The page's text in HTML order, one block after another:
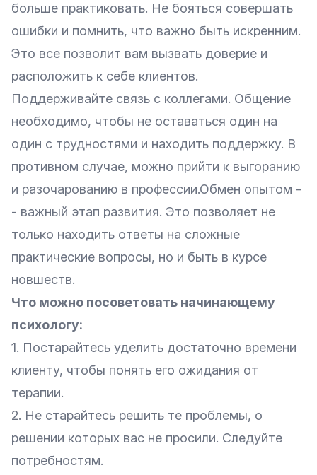
больше практиковать. Не бояться совершать
ошибки и помнить, что важно быть искренним.
Это все позволит вам вызвать доверие и
расположить к себе клиентов.
Поддерживайте связь с коллегами. Общение
необходимо, чтобы не оставаться один на
один с трудностями и находить поддержку. В
противном случае, можно прийти к выгоранию
и разочарованию в профессии.Обмен опытом -
- важный этап развития. Это позволяет не
только находить ответы на сложные
практические вопросы, но и быть в курсе
новшеств.
Что можно посоветовать начинающему
психологу:
1. Постарайтесь уделить достаточно времени
клиенту, чтобы понять его ожидания от
терапии.
2. Не старайтесь решить те проблемы, о
решении которых вас не просили. Следуйте
потребностям.